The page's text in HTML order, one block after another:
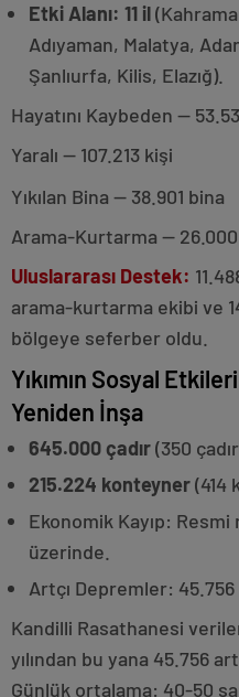
Etki Alanı: 11 il
Adıyaman, Malatya,
Şanlıurfa, Kilis, Elazığ).
Hayatını Kaybeden —
Yaralı — 107.213 kişi
Yıkılan Bina — 38.901 bina
Arama-Kurtarma —
Uluslararası Destek:
arama-kurtarma ekibi ve
bölgeye seferber oldu.
Yıkımın Sosyal
Yeniden İnşa
645.000 çadır(350
215.224 konteyner(414
Ekonomik Kayıp:
üzerinde.
Artçı Depremler: 45.756
Kandilli Rasathanesi
yılından bu yana 45.756
Günlük ortalama: 40-50